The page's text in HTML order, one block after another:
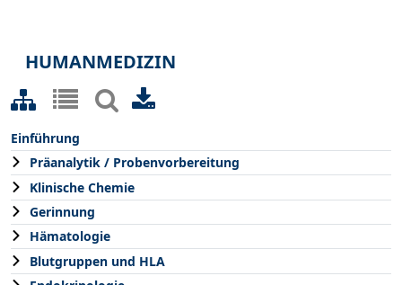
HUMANMEDIZIN
Einführung
Präanalytik / Probenvorbereitung
Klinische Chemie
Gerinnung
Hämatologie
Blutgruppen und HLA